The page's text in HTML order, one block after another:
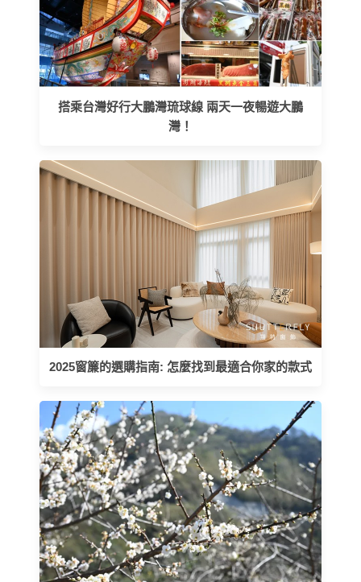
搭乘台灣好行大鵬灣琉球線 兩天一夜暢遊大鵬
灣！
2025窗簾的選購指南: 怎麼找到最適合你家的款式